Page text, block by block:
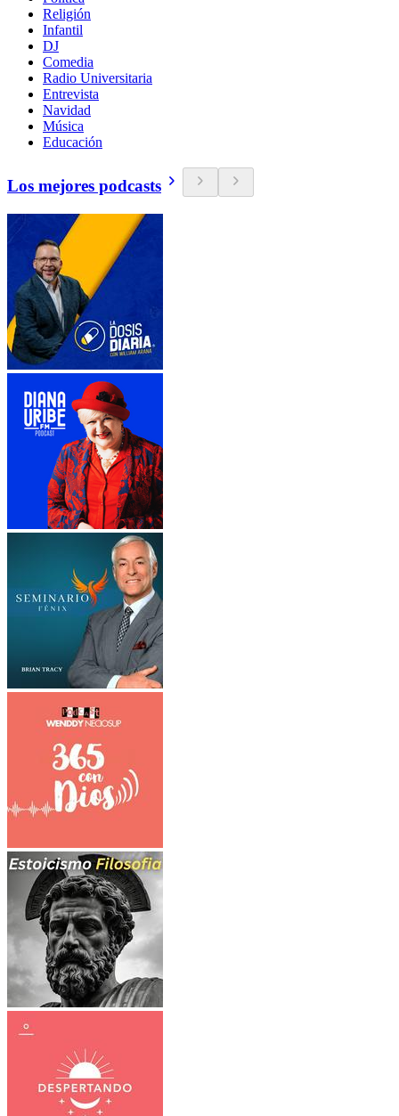
Religión
Infantil
DJ
Comedia
Radio Universitaria
Entrevista
Navidad
Música
Educación
Los mejores podcasts